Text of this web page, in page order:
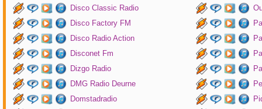
Disco Classic Radio
Disco Factory FM
Disco Radio Action
Disconet Fm
Dizgo Radio
DMG Radio Deurne
Domstadradio